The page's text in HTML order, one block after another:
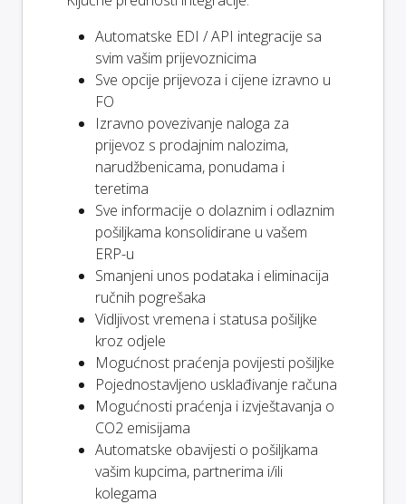
Automatske EDI / API integracije sa
svim vašim prijevoznicima
Sve opcije prijevoza i cijene izravno u
FO
Izravno povezivanje naloga za
prijevoz s prodajnim nalozima,
narudžbenicama, ponudama i
teretima
Sve informacije o dolaznim i odlaznim
pošiljkama konsolidirane u vašem
ERP-u
Smanjeni unos podataka i eliminacija
ručnih pogrešaka
Vidljivost vremena i statusa pošiljke
kroz odjele
Mogućnost praćenja povijesti pošiljke
Pojednostavljeno usklađivanje računa
Mogućnosti praćenja i izvještavanja o
CO2 emisijama
Automatske obavijesti o pošiljkama
vašim kupcima, partnerima i/ili
kolegama